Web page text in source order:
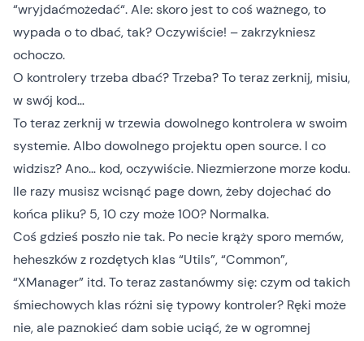
“wryjdaćmożedać“. Ale: skoro jest to coś ważnego, to
wypada o to dbać, tak? Oczywiście! – zakrzykniesz
ochoczo.
O kontrolery trzeba dbać? Trzeba? To teraz zerknij, misiu,
w swój kod…
To teraz zerknij w trzewia dowolnego kontrolera w swoim
systemie. Albo dowolnego projektu open source. I co
widzisz? Ano… kod, oczywiście. Niezmierzone morze kodu.
Ile razy musisz wcisnąć page down, żeby dojechać do
końca pliku? 5, 10 czy może 100? Normalka.
Coś gdzieś poszło nie tak. Po necie krąży sporo memów,
heheszków z rozdętych klas “Utils”, “Common”,
“XManager” itd. To teraz zastanówmy się: czym od takich
śmiechowych klas różni się typowy kontroler? Ręki może
nie, ale paznokieć dam sobie uciąć, że w ogromnej